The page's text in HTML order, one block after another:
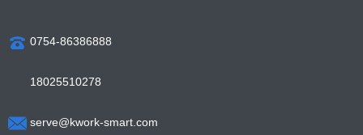
0754-86386888
18025510278
serve@kwork-smart.com